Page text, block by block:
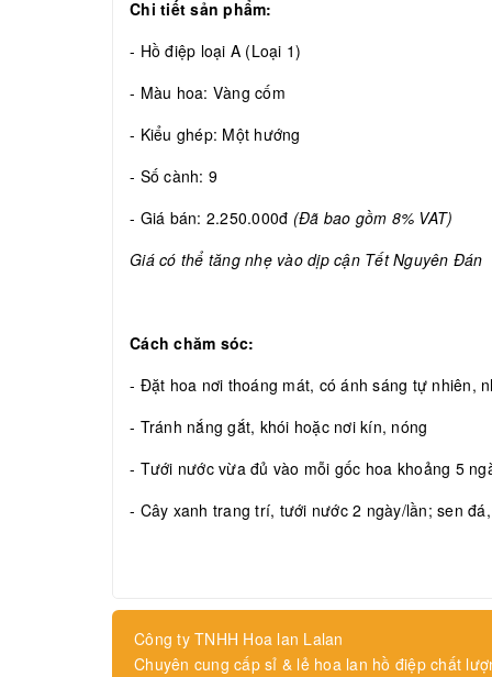
Chi tiết sản phẩm:
- Hồ điệp loại A (Loại 1)
- Màu hoa: Vàng cốm
- Kiểu ghép: Một hướng
- Số cành: 9
- Giá bán: 2.250.000đ (Đã bao gồm 8% VAT)
Giá có thể tăng nhẹ vào dịp cận Tết Nguyên Đán
Cách chăm sóc:
- Đặt hoa nơi thoáng mát, có ánh sáng tự nhiên,
- Tránh nắng gắt, khói hoặc nơi kín, nóng
- Tưới nước vừa đủ vào mỗi gốc hoa khoảng 5
- Cây xanh trang trí, tưới nước 2 ngày/lần; sen
Công ty TNHH Hoa lan Lalan
Chuyên cung cấp sỉ & lẻ hoa lan hồ điệp chất